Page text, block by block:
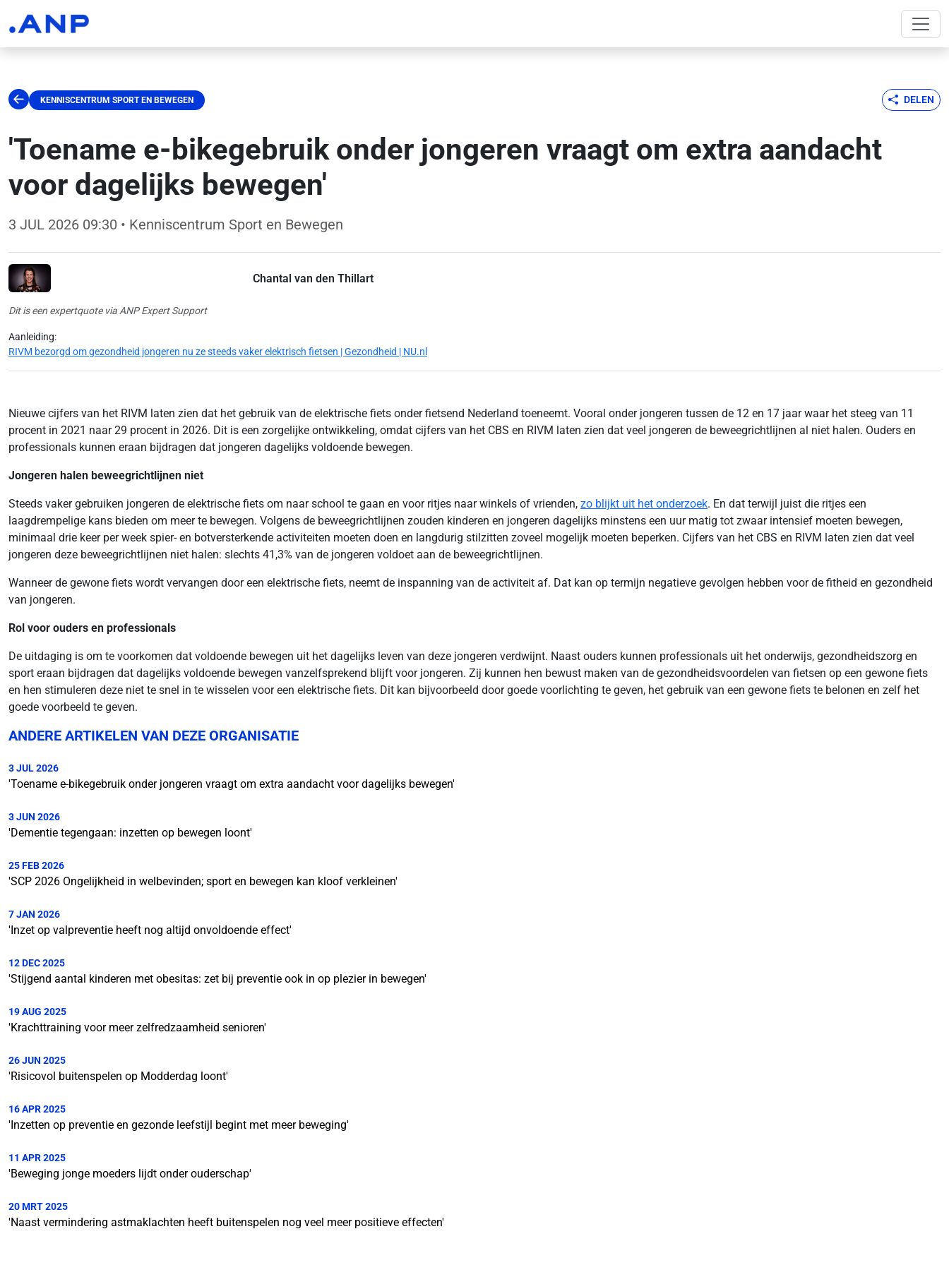
KENNISCENTRUM SPORT EN BEWEGEN DELEN
'Toename e-bikegebruik onder jongeren vraagt om extra aandacht
voor dagelijks bewegen'
3 JUL 2026 09:30 • Kenniscentrum Sport en Bewegen
Chantal van den Thillart
Dit is een expertquote via ANP Expert Support
Aanleiding:
RIVM bezorgd om gezondheid jongeren nu ze steeds vaker elektrisch fietsen | Gezondheid | NU.nl
Nieuwe cijfers van het RIVM laten zien dat het gebruik van de elektrische fiets onder fietsend Nederland toeneemt. Vooral onder jongeren tussen de 12 en 17 jaar waar het steeg van 11
procent in 2021 naar 29 procent in 2026. Dit is een zorgelijke ontwikkeling, omdat cijfers van het CBS en RIVM laten zien dat veel jongeren de beweegrichtlijnen al niet halen. Ouders en
professionals kunnen eraan bijdragen dat jongeren dagelijks voldoende bewegen.
Jongeren halen beweegrichtlijnen niet
Steeds vaker gebruiken jongeren de elektrische fiets om naar school te gaan en voor ritjes naar winkels of vrienden, zo blijkt uit het onderzoek. En dat terwijl juist die ritjes een
laagdrempelige kans bieden om meer te bewegen. Volgens de beweegrichtlijnen zouden kinderen en jongeren dagelijks minstens een uur matig tot zwaar intensief moeten bewegen,
minimaal drie keer per week spier- en botversterkende activiteiten moeten doen en langdurig stilzitten zoveel mogelijk moeten beperken. Cijfers van het CBS en RIVM laten zien dat veel
jongeren deze beweegrichtlijnen niet halen: slechts 41,3% van de jongeren voldoet aan de beweegrichtlijnen.
Wanneer de gewone fiets wordt vervangen door een elektrische fiets, neemt de inspanning van de activiteit af. Dat kan op termijn negatieve gevolgen hebben voor de fitheid en gezondheid
van jongeren.
Rol voor ouders en professionals
De uitdaging is om te voorkomen dat voldoende bewegen uit het dagelijks leven van deze jongeren verdwijnt. Naast ouders kunnen professionals uit het onderwijs, gezondheidszorg en
sport eraan bijdragen dat dagelijks voldoende bewegen vanzelfsprekend blijft voor jongeren. Zij kunnen hen bewust maken van de gezondheidsvoordelen van fietsen op een gewone fiets
en hen stimuleren deze niet te snel in te wisselen voor een elektrische fiets. Dit kan bijvoorbeeld door goede voorlichting te geven, het gebruik van een gewone fiets te belonen en zelf het
goede voorbeeld te geven.
ANDERE ARTIKELEN VAN DEZE ORGANISATIE
3 JUL 2026
'Toename e-bikegebruik onder jongeren vraagt om extra aandacht voor dagelijks bewegen'
3 JUN 2026
'Dementie tegengaan: inzetten op bewegen loont'
25 FEB 2026
'SCP 2026 Ongelijkheid in welbevinden; sport en bewegen kan kloof verkleinen'
7 JAN 2026
'Inzet op valpreventie heeft nog altijd onvoldoende effect'
12 DEC 2025
'Stijgend aantal kinderen met obesitas: zet bij preventie ook in op plezier in bewegen'
19 AUG 2025
'Krachttraining voor meer zelfredzaamheid senioren'
26 JUN 2025
'Risicovol buitenspelen op Modderdag loont'
16 APR 2025
'Inzetten op preventie en gezonde leefstijl begint met meer beweging'
11 APR 2025
'Beweging jonge moeders lijdt onder ouderschap'
20 MRT 2025
'Naast vermindering astmaklachten heeft buitenspelen nog veel meer positieve effecten'